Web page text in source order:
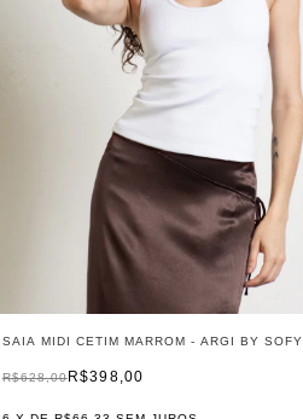
SAIA MIDI CETIM MARROM - ARGI BY SOFY
R$398,00
R$628,00